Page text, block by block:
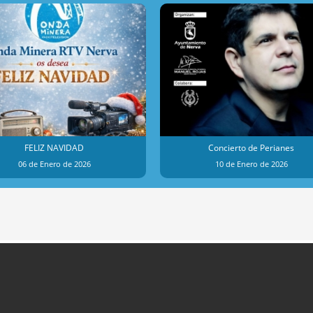
FELIZ NAVIDAD
06 de Enero de 2026
Concierto de Perianes
10 de Enero de 2026